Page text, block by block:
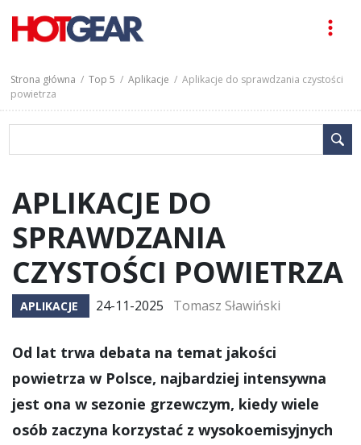
Strona główna /Top 5 /Aplikacje / Aplikacje do sprawdzania czystości
powietrza
APLIKACJE DO
SPRAWDZANIA
CZYSTOŚCI POWIETRZA
APLIKACJE 24-11-2025 Tomasz Sławiński
Od lat trwa debata na temat jakości
powietrza w Polsce, najbardziej intensywna
jest ona w sezonie grzewczym, kiedy wiele
osób zaczyna korzystać z wysokoemisyjnych